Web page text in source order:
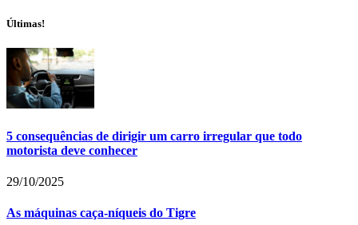
Últimas!
5 consequências de dirigir um carro irregular que todo
motorista deve conhecer
29/10/2025
As máquinas caça-níqueis do Tigre